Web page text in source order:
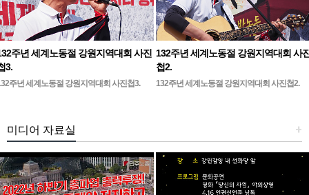
주년 세계노동절 강원지역대회 사진
3.
주년 세계노동절 강원지역대회 사진첩3.
132주년 세계노동절 강원지역대회 사
첩2.
132주년 세계노동절 강원지역대회 사진첩2.
+
미디어 자료실